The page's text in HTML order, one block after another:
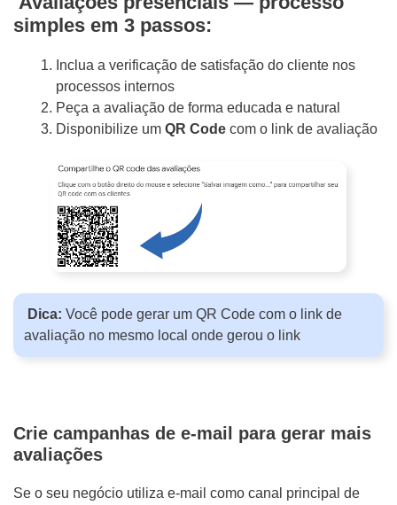
simples em 3 passos:
Inclua a verificação de satisfação do cliente nos
processos internos
Peça a avaliação de forma educada e natural
Disponibilize um QR Code com o link de avaliação
Dica: Você pode gerar um QR Code com o link de
avaliação no mesmo local onde gerou o link
Crie campanhas de e-mail para gerar mais
avaliações
Se o seu negócio utiliza e-mail como canal principal de